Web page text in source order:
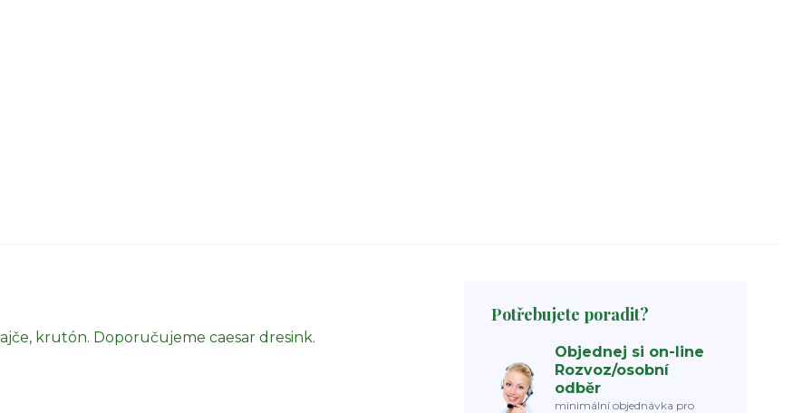
krutón. Doporučujeme caesar dresink.
Potřebujete poradit?
Objednej si on-line
Rozvoz/osobní
odběr
minimální objednávka pro